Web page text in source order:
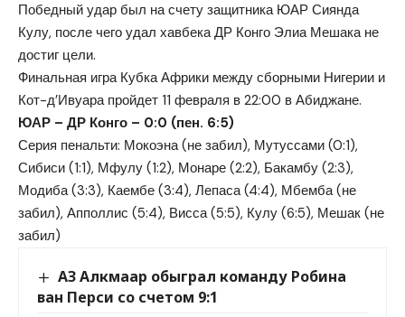
Победный удар был на счету защитника ЮАР Сиянда
Кулу, после чего удал хавбека ДР Конго Элиа Мешака не
достиг цели.
Финальная игра Кубка Африки между сборными Нигерии и
Кот-д’Ивуара пройдет 11 февраля в 22:00 в Абиджане.
ЮАР – ДР Конго – 0:0 (пен. 6:5)
Серия пенальти: Мокоэна (не забил), Мутуссами (0:1),
Сибиси (1:1), Мфулу (1:2), Монаре (2:2), Бакамбу (2:3),
Модиба (3:3), Каембе (3:4), Лепаса (4:4), Мбемба (не
забил), Апполлис (5:4), Висса (5:5), Кулу (6:5), Мешак (не
забил)
АЗ Алкмаар обыграл команду Робина
ван Перси со счетом 9:1